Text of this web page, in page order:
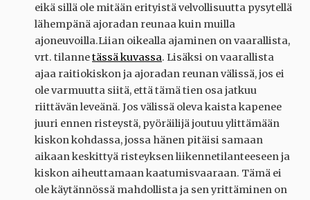
eikä sillä ole mitään erityistä velvollisuutta pysytellä
lähempänä ajoradan reunaa kuin muilla
ajoneuvoilla.Liian oikealla ajaminen on vaarallista,
vrt. tilannetässä kuvassa. Lisäksi on vaarallista
ajaa raitiokiskon ja ajoradan reunan välissä, jos ei
ole varmuutta siitä, että tämä tien osa jatkuu
riittävän leveänä. Jos välissä oleva kaista kapenee
juuri ennen risteystä, pyöräilijä joutuu ylittämään
kiskon kohdassa, jossa hänen pitäisi samaan
aikaan keskittyä risteyksen liikennetilanteeseen ja
kiskon aiheuttamaan kaatumisvaaraan. Tämä ei
ole käytännössä mahdollista ja sen yrittäminen on